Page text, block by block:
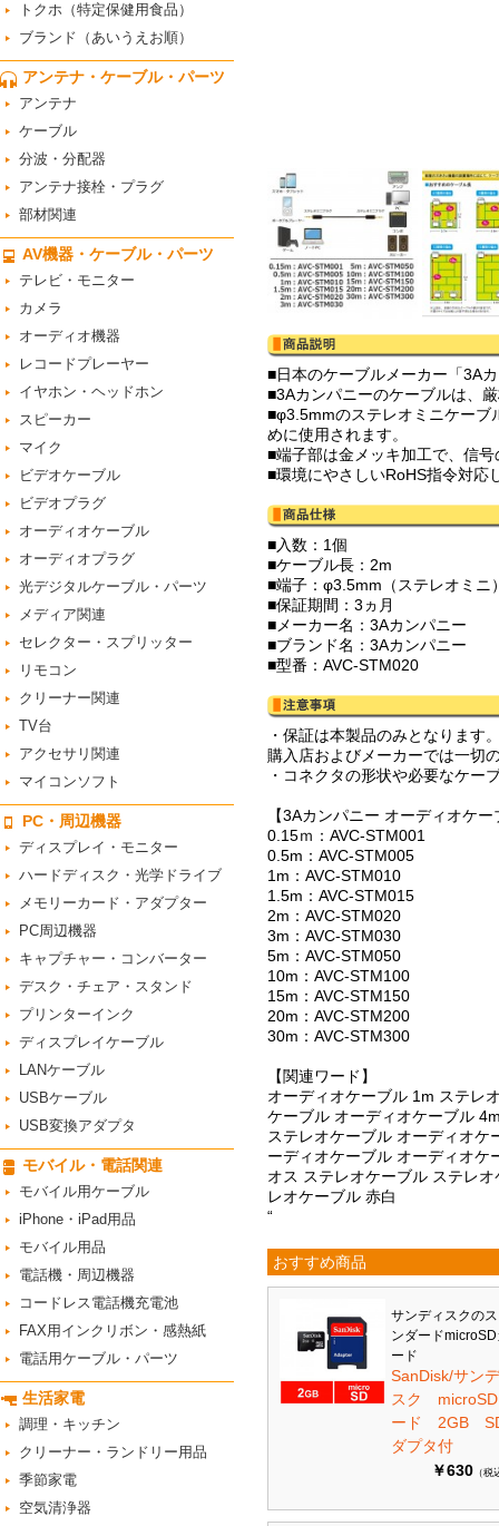
トクホ（特定保健用食品）
ブランド（あいうえお順）
アンテナ・ケーブル・パーツ
アンテナ
ケーブル
分波・分配器
アンテナ接栓・プラグ
部材関連
AV機器・ケーブル・パーツ
テレビ・モニター
カメラ
オーディオ機器
レコードプレーヤー
イヤホン・ヘッドホン
スピーカー
マイク
ビデオケーブル
ビデオプラグ
オーディオケーブル
オーディオプラグ
光デジタルケーブル・パーツ
メディア関連
セレクター・スプリッター
リモコン
クリーナー関連
TV台
アクセサリ関連
マイコンソフト
PC・周辺機器
ディスプレイ・モニター
ハードディスク・光学ドライブ
メモリーカード・アダプター
PC周辺機器
キャプチャー・コンバーター
デスク・チェア・スタンド
プリンターインク
ディスプレイケーブル
LANケーブル
USBケーブル
USB変換アダプタ
モバイル・電話関連
モバイル用ケーブル
iPhone・iPad用品
モバイル用品
電話機・周辺機器
コードレス電話機充電池
FAX用インクリボン・感熱紙
電話用ケーブル・パーツ
生活家電
調理・キッチン
クリーナー・ランドリー用品
季節家電
空気清浄器
■日本のケーブルメーカー「3A
■3Aカンパニーのケーブルは、
■φ3.5mmのステレオミニケーブ
めに使用されます。
■端子部は金メッキ加工で、信
■環境にやさしいRoHS指令対応
■入数：1個
■ケーブル長：2m
■端子：φ3.5mm（ステレオミニ
■保証期間：3ヵ月
■メーカー名：3Aカンパニー
■ブランド名：3Aカンパニー
■型番：AVC-STM020
・保証は本製品のみとなります
購入店およびメーカーでは一切
・コネクタの形状や必要なケー
【3Aカンパニー オーディオケ
0.15ｍ：AVC-STM001
0.5m：AVC-STM005
1m：AVC-STM010
1.5m：AVC-STM015
2m：AVC-STM020
3m：AVC-STM030
5m：AVC-STM050
10m：AVC-STM100
15m：AVC-STM150
20m：AVC-STM200
30m：AVC-STM300
【関連ワード】
オーディオケーブル 1m ステレ
ケーブル オーディオケーブル
ステレオケーブル オーディオ
ーディオケーブル オーディオ
オス ステレオケーブル ステレ
レオケーブル 赤白
“
おすすめ商品
サンディスクの
ンダード
ード
SanDisk/サン
スク
ード 2GB
ダプタ付
￥630 （税